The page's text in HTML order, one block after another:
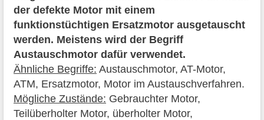
der defekte Motor mit einem
funktionstüchtigen Ersatzmotor ausgetauscht
werden. Meistens wird der Begriff
Austauschmotor dafür verwendet.
Ähnliche Begriffe: Austauschmotor, AT-Motor,
ATM, Ersatzmotor, Motor im Austauschverfahren.
Mögliche Zustände: Gebrauchter Motor,
Teilüberholter Motor, überholter Motor,